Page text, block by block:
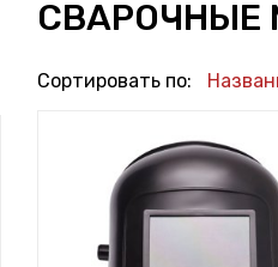
СВАРОЧНЫЕ
Сортировать по: